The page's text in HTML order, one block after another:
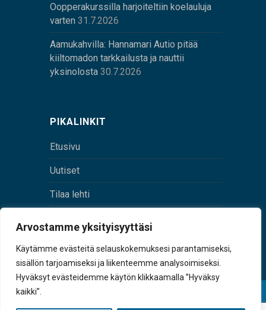
Arvostamme yksityisyyttäsi
Käytämme evästeitä selauskokemuksesi parantamiseksi,
sisällön tarjoamiseksi ja liikenteemme analysoimiseksi.
Hyväksyt evästeidemme käytön klikkaamalla ”Hyväksy
kaikki”.
Oopperakurssilla harjoiteltiin koelauluja
varten 31.7.2026
Aamukahvilla: Hannamari Autio pitää
kiiltomadon tarkkailusta ja nauttii
yksinolosta 30.7.2026
PIKALINKIT
Etusivu
Uutiset
Tilaa lehti